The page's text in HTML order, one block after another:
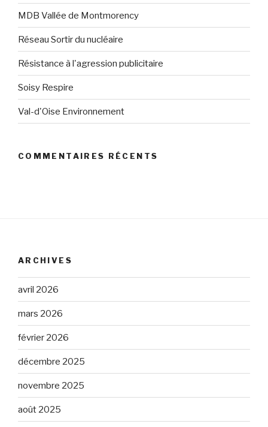
MDB Vallée de Montmorency
Réseau Sortir du nucléaire
Résistance à l'agression publicitaire
Soisy Respire
Val-d'Oise Environnement
COMMENTAIRES RÉCENTS
ARCHIVES
avril 2026
mars 2026
février 2026
décembre 2025
novembre 2025
août 2025